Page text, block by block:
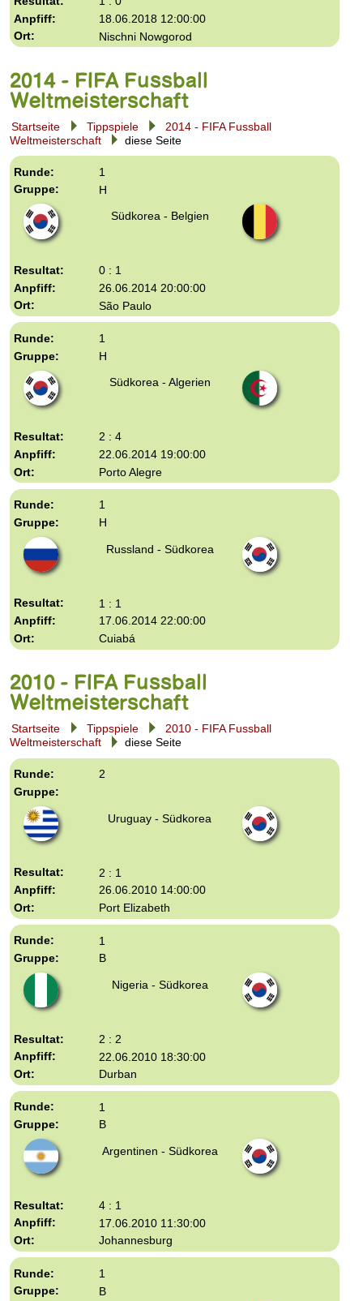
18.06.2018 12:00:00
Nischni Nowgorod
2014 - FIFA Fussball
Weltmeisterschaft
Startseite Tippspiele
2014 - FIFA Fussball
Weltmeisterschaft
diese Seite
1
H
Südkorea - Belgien
0 : 1
26.06.2014 20:00:00
São Paulo
1
H
Südkorea - Algerien
2 : 4
22.06.2014 19:00:00
Porto Alegre
1
H
Russland - Südkorea
1 : 1
17.06.2014 22:00:00
Cuiabá
2010 - FIFA Fussball
Weltmeisterschaft
Startseite Tippspiele
2010 - FIFA Fussball
Weltmeisterschaft
diese Seite
2
Uruguay - Südkorea
2 : 1
26.06.2010 14:00:00
Port Elizabeth
1
B
Nigeria - Südkorea
2 : 2
22.06.2010 18:30:00
Durban
1
B
Argentinen - Südkorea
4 : 1
17.06.2010 11:30:00
Johannesburg
1
B